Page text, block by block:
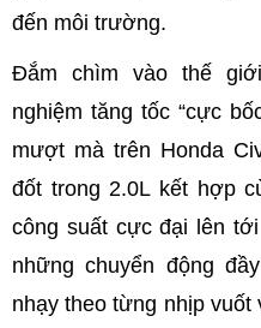
đến môi trường.
Đắm chìm vào thế
nghiệm tăng tốc “cực
mượt mà trên Honda
đốt trong 2.0L kết hợp
công suất cực đại lên
những chuyển động
nhạy theo từng nhịp vuốt